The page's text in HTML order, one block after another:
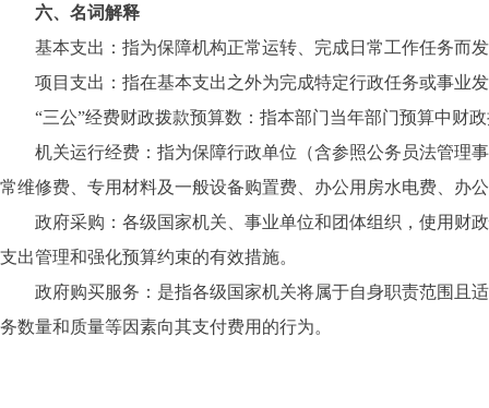
六、名词解释
基本支出：指为保障机构正常运转、完成日常工作任务而发
项目支出：指在基本支出之外为完成特定行政任务或事业
“三公”经费财政拨款预算数：指本部门当年部门预算中财政
机关运行经费：指为保障行政单位（含参照公务员法管理事
常维修费、专用材料及一般设备购置费、办公用房水电费、办
政府采购：各级国家机关、事业单位和团体组织，使用财政
支出管理和强化预算约束的有效措施。
政府购买服务：是指各级国家机关将属于自身职责范围且适
务数量和质量等因素向其支付费用的行为。